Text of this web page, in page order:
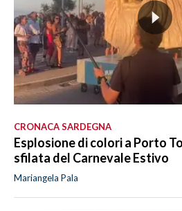
CRONACA SARDEGNA
Esplosione di colori a Porto
sfilata del Carnevale Estivo
Mariangela Pala